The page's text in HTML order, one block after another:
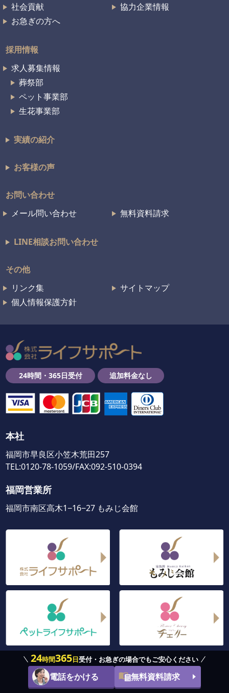
社会貢献
協力企業情報
お急ぎの方へ
採用情報
求人募集情報
葬祭部
ペット事業部
生花事業部
実績の紹介
お客様の声
お問い合わせ
メール問い合わせ
無料資料請求
LINE相談お問い合わせ
その他
リンク集
サイトマップ
個人情報保護方針
24時間・365日受付 追加料金なし
本社
福岡市早良区小笠木荒田257
TEL:0120-78-1059/FAX:092-510-0394
福岡営業所
福岡市南区高木1−16−27 もみじ会館
©2020 Life Support Co.,Ltd
Produced byLIH
24時間365日受付・お急ぎの場合でもご安心ください
電話をかける 無料資料請求